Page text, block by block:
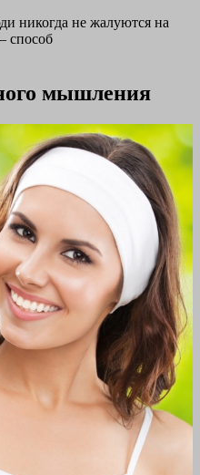
никогда не жалуются на
способ
мышления